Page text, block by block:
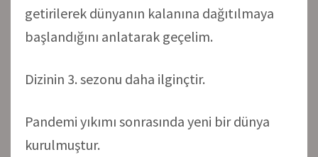
getirilerek dünyanın kalanına dağıtılmaya
başlandığını anlatarak geçelim.
Dizinin 3. sezonu daha ilginçtir.
Pandemi yıkımı sonrasında yeni bir dünya
kurulmuştur.